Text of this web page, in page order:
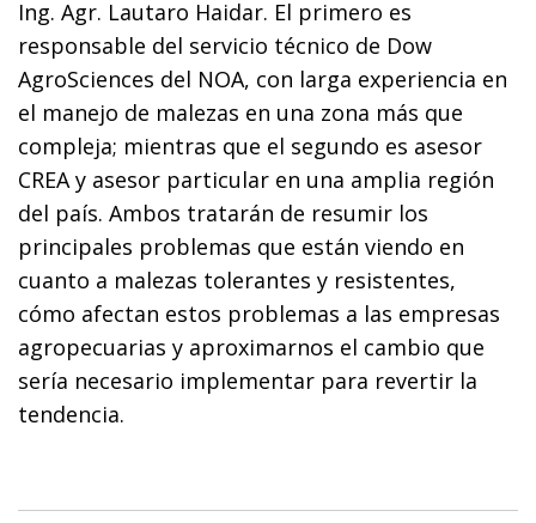
Ing. Agr. Lautaro Haidar. El primero es
responsable del servicio técnico de Dow
AgroSciences del NOA, con larga experiencia en
el manejo de malezas en una zona más que
compleja; mientras que el segundo es asesor
CREA y asesor particular en una amplia región
del país. Ambos tratarán de resumir los
principales problemas que están viendo en
cuanto a malezas tolerantes y resistentes,
cómo afectan estos problemas a las empresas
agropecuarias y aproximarnos el cambio que
sería necesario implementar para revertir la
tendencia.